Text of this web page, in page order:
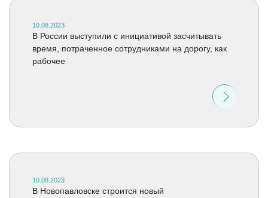
10.08.2023
В России выступили с инициативой засчитывать
время, потраченное сотрудниками на дорогу, как
рабочее
10.08.2023
В Новопавловске строится новый